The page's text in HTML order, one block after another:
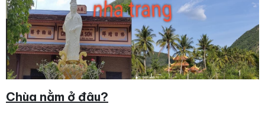
Chùa nằm ở đâu?